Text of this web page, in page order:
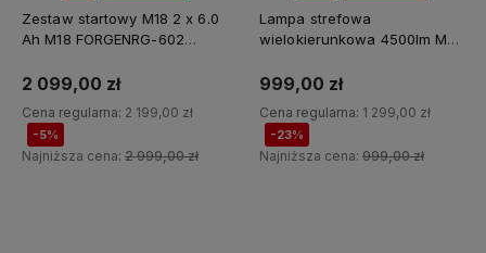
Zestaw startowy M18 2 x 6.0
Ah M18 FORGENRG-602
2 099,00 zł
Cena regularna: 2 199,00 zł
-5%
Najniższa cena: 2 999,00 zł
Lampa strefowa
wielokierunkowa 4500lm M18
999,00 zł
Cena regularna: 1 299,00 zł
-23%
Najniższa cena: 999,00 zł